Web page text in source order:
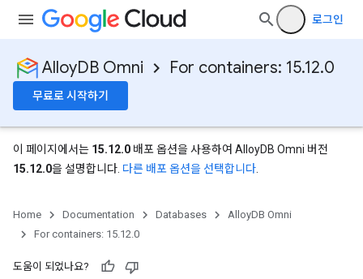
로그인
AlloyDB Omni For containers: 15.12.0
무료로 시작하기
이 페이지에서는 15.12.0 배포 옵션을 사용하여 AlloyDB Omni 버전
15.12.0을 설명합니다. 다른 배포 옵션을 선택합니다
Home Documentation Databases
AlloyDB Omni
For containers: 15.12.0
도움이 되었나요?